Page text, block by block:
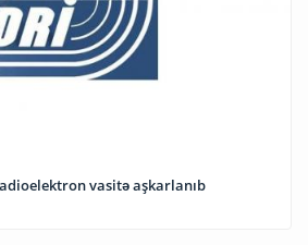
vasitə aşkarlanıb